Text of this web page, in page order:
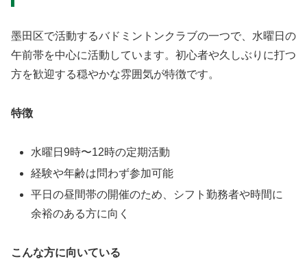
墨田区で活動するバドミントンクラブの一つで、水曜日の
午前帯を中心に活動しています。初心者や久しぶりに打つ
方を歓迎する穏やかな雰囲気が特徴です。
特徴
水曜日9時〜12時の定期活動
経験や年齢は問わず参加可能
平日の昼間帯の開催のため、シフト勤務者や時間に
余裕のある方に向く
こんな方に向いている